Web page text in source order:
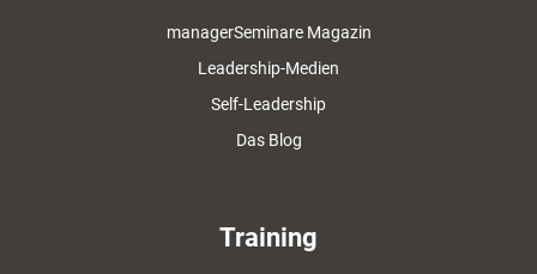
managerSeminare Magazin
Leadership-Medien
Self-Leadership
Das Blog
Training